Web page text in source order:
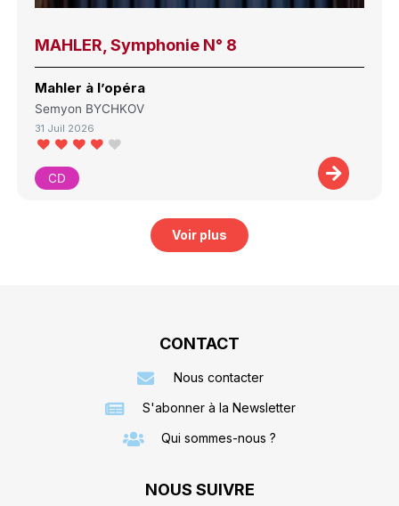
MAHLER, Symphonie N° 8
Mahler à l’opéra
Semyon BYCHKOV
31 Juil 2026
CD
Voir plus
CONTACT
Nous contacter
S'abonner à la Newsletter
Qui sommes-nous ?
NOUS SUIVRE